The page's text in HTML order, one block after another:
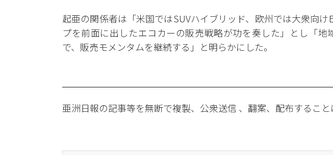
起亜の関係者は「米国ではSUVハイブリッド、欧州では大衆向け
プを前面に出したエコカーの販売戦略が功を奏した」とし「地
で、販売モメンタムを継続する」と明らかにした。
亜洲日報の記事等を無断で複製、公衆送信 、翻案、配布すること